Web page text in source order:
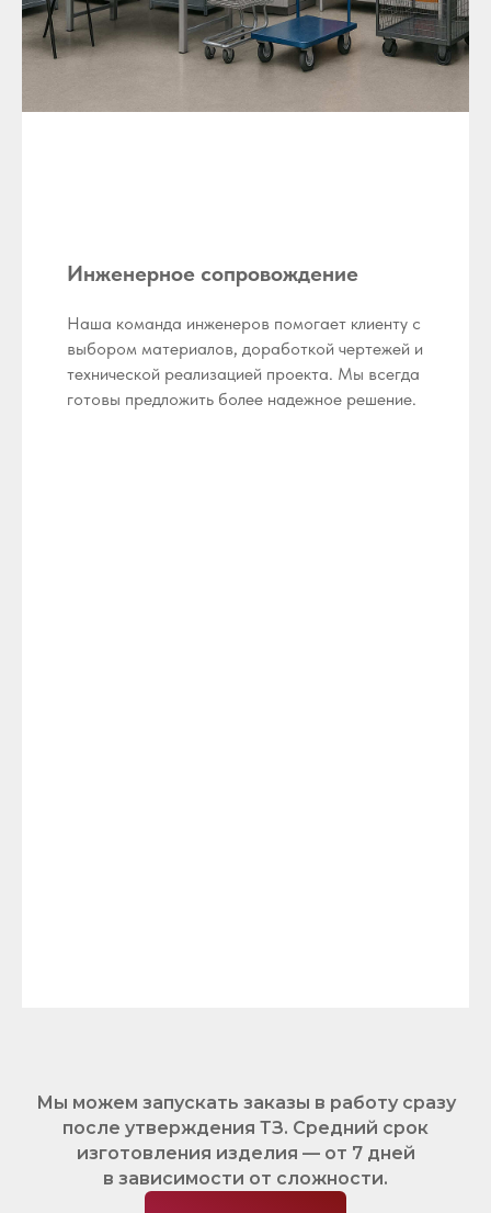
Инженерное сопровождение
Наша команда инженеров помогает клиенту с
выбором материалов, доработкой чертежей и
технической реализацией проекта. Мы всегда
готовы предложить более надежное решение.
Мы можем запускать заказы в работу сразу
после утверждения ТЗ. Средний срок
изготовления изделия — от 7 дней
в зависимости от сложности.